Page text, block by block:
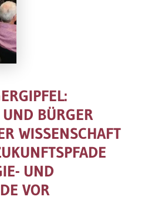
BÜRGER
WISSENSCHAFT
UND
VOR